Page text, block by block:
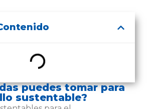
puedes tomar para
sustentable?